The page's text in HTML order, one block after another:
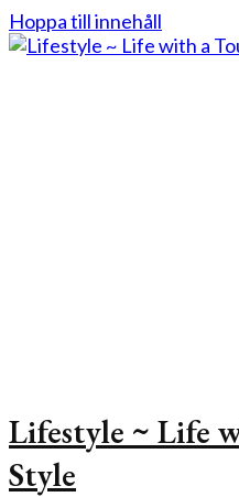
Hoppa till innehåll
Lifestyle ~ Life
Style